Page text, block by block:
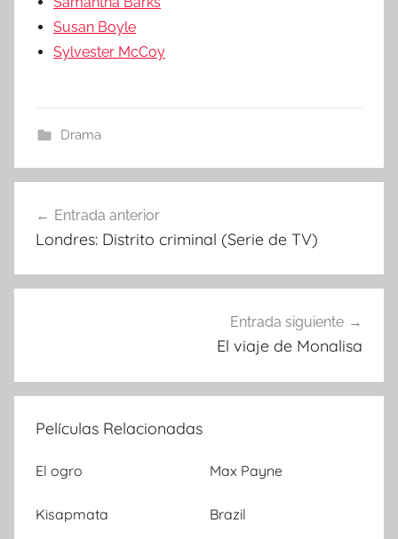
Susan Boyle
Sylvester McCoy
Drama
Navegación
de
entradas
Entrada anterior
Londres: Distrito criminal (Serie de TV)
Entrada siguiente
El viaje de Monalisa
Películas Relacionadas
El ogro Max Payne
Kisapmata Brazil